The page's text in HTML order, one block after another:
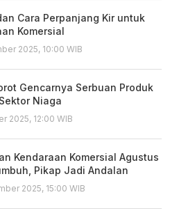
Cara Perpanjang Kir untuk
Komersial
2025, 10:00 WIB
Gencarnya Serbuan Produk
Niaga
2025, 12:00 WIB
Kendaraan Komersial Agustus
Pikap Jadi Andalan
2025, 15:00 WIB